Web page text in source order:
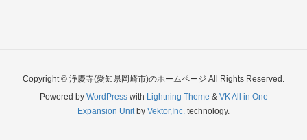
Copyright © 浄慶寺(愛知県岡崎市)のホームページ All Rights Reserved.
Powered by WordPresswith Lightning Theme & VK All in One
Expansion Unitby Vektor,Inc. technology.